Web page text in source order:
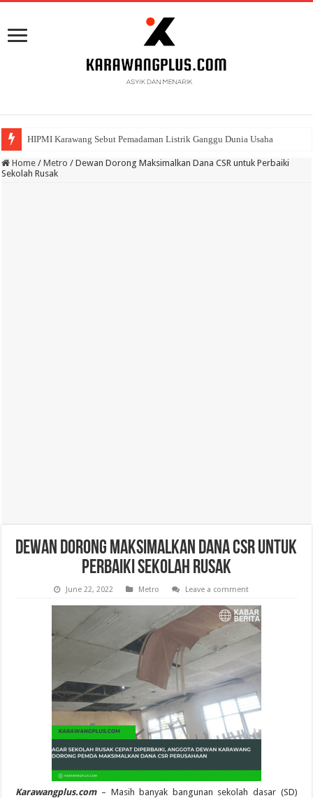
HIPMI Karawang Sebut Pemadaman Listrik Ganggu Dunia Usaha
BPK Ganjar WTP ke 11 Pada Laporan Keuangan Pemda Karawang
Home / Metro / Dewan Dorong Maksimalkan Dana CSR untuk Perbaiki
Sekolah Rusak
Dewan Dorong Maksimalkan Dana CSR untuk
Perbaiki Sekolah Rusak
June 22, 2022 Metro Leave a comment
Karawangplus.com– Masih banyak bangunan sekolah dasar (SD)